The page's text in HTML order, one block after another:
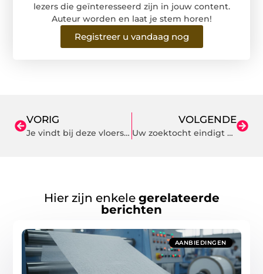
lezers die geïnteresseerd zijn in jouw content.
Auteur worden en laat je stem horen!
Registreer u vandaag nog
VORIG
Je vindt bij deze vloerspecialist in Alkmaar alles voor je woning
VOLGENDE
Uw zoektocht eindigt bij dit autodemontagebedrijf in Noord-Brabant
Hier zijn enkele gerelateerde
berichten
AANBIEDINGEN